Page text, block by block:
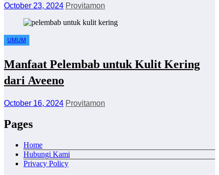
October 23, 2024 Provitamon
UMUM
Manfaat Pelembab untuk Kulit Kering
dari Aveeno
October 16, 2024 Provitamon
Pages
Home
Hubungi Kami
Privacy Policy